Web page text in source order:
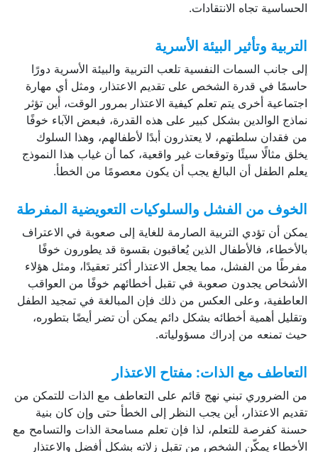
الحساسية تجاه الانتقادات.
التربية وتأثير البيئة الأسرية
إلى جانب السمات النفسية تلعب التربية والبيئة الأسرية دورًا
حاسمًا في قدرة الشخص على تقديم الاعتذار، ومثل أي مهارة
اجتماعية أخرى يتم تعلم كيفية الاعتذار بمرور الوقت، أين تؤثر
نماذج الوالدين بشكل كبير على هذه القدرة، فبعض الآباء خوفًا
من فقدان سلطتهم، لا يعتذرون أبدًا لأطفالهم، وهذا السلوك
يخلق مثالًا سيئًا وتوقعات غير واقعية، كما أن غياب هذا النموذج
يعلم الطفل أن البالغ يجب أن يكون معصومًا من الخطأ.
الخوف من الفشل والسلوكيات التعويضية المفرطة
يمكن أن تؤدي التربية الصارمة للغاية إلى صعوبة في الاعتراف
بالأخطاء، فالأطفال الذين يُعاقبون بقسوة قد يطورون خوفًا
مفرطًا من الفشل، مما يجعل الاعتذار أكثر تعقيدًا، ومثل هؤلاء
الأشخاص يجدون صعوبة في تقبل أخطائهم خوفًا من العواقب
العاطفية، وعلى العكس من ذلك فإن المبالغة في تمجيد الطفل
وتقليل أهمية أخطائه بشكل دائم يمكن أن تضر أيضًا بتطوره،
حيث تمنعه من إدراك مسؤولياته.
التعاطف مع الذات: مفتاح الاعتذار
من الضروري تبني نهج قائم على التعاطف مع الذات للتمكن من
تقديم الاعتذار، أين يجب النظر إلى الخطأ حتى وإن كان بنية
حسنة كفرصة للتعلم، لذا فإن تعلم مسامحة الذات والتسامح مع
الأخطاء يمكّن الشخص من تقبل زلاته بشكل أفضل والاعتذار